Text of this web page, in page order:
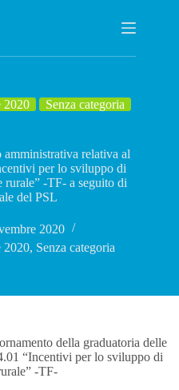
2020 Senza categoria
relativa al
per lo sviluppo di
-TF- a seguito di
del PSL
2020
2020, Senza categoria
della graduatoria delle
“Incentivi per lo sviluppo di
-TF-